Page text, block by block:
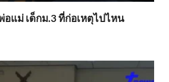
อแม่ เด็กม.3 ที่ก่อเหตุไปไหน